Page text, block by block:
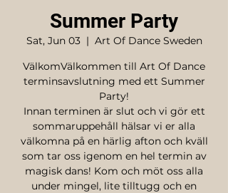
Summer Party
Sat, Jun 03
  |
Art Of Dance Sweden
VälkomVälkommen till Art Of Dance
terminsavslutning med ett Summer
Party!
Innan terminen är slut och vi gör ett
sommaruppehåll hälsar vi er alla
välkomna på en härlig afton och kväll
som tar oss igenom en hel termin av
magisk dans! Kom och möt oss alla
under mingel, lite tilltugg och en